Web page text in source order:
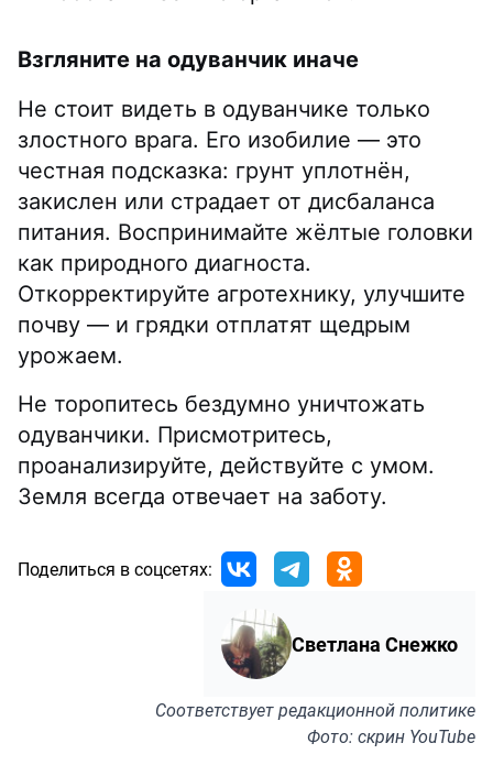
Взгляните на одуванчик иначе
Не стоит видеть в одуванчике только
злостного врага. Его изобилие — это
честная подсказка: грунт уплотнён,
закислен или страдает от дисбаланса
питания. Воспринимайте жёлтые головки
как природного диагноста.
Откорректируйте агротехнику, улучшите
почву — и грядки отплатят щедрым
урожаем.
Не торопитесь бездумно уничтожать
одуванчики. Присмотритесь,
проанализируйте, действуйте с умом.
Земля всегда отвечает на заботу.
Поделиться в соцсетях:
Светлана Снежко
Соответствуетредакционной политике
Фото: скрин YouTube